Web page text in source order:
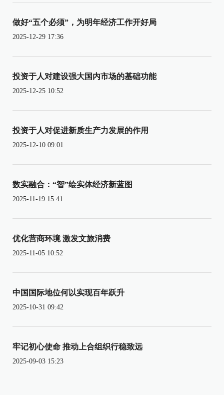
做好“五个必须”，为明年经济工作开好局
2025-12-29 17:36
投资于人对建设强大国内市场的基础功能
2025-12-25 10:52
投资于人对促进新质生产力发展的作用
2025-12-10 09:01
数实融合：“智”绘实体经济新蓝图
2025-11-19 15:41
优化营商环境 激发文旅消费
2025-11-05 10:52
中国国际地位何以实现百年跃升
2025-10-31 09:42
牢记初心使命 推动上合组织行稳致远
2025-09-03 15:23